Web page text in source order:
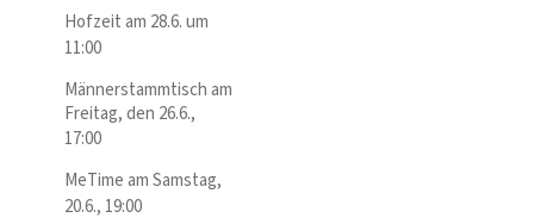
Hofzeit am 28.6. um
11:00
Männerstammtisch am
Freitag, den 26.6.,
17:00
MeTime am Samstag,
20.6., 19:00